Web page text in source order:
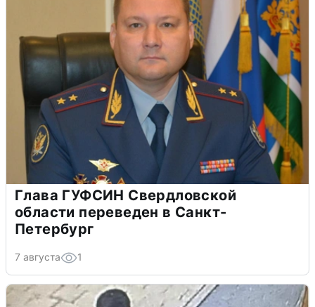
Глава ГУФСИН Свердловской
области переведен в Санкт-
Петербург
7 августа 1